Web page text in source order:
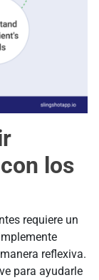
los
requiere un
reflexiva.
para ayudarle